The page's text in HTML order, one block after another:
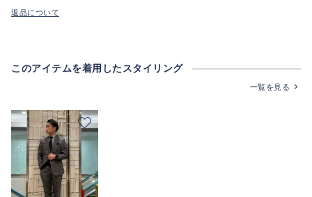
返品について
このアイテムを着用したスタイリング
一覧を見る